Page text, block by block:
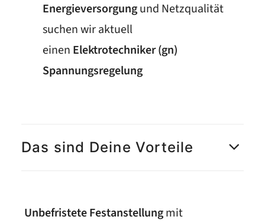
Energieversorgungund Netzqualität
suchen wir aktuell
einen Elektrotechniker (gn)
Spannungsregelung
Das sind Deine Vorteile
Unbefristete Festanstellungmit